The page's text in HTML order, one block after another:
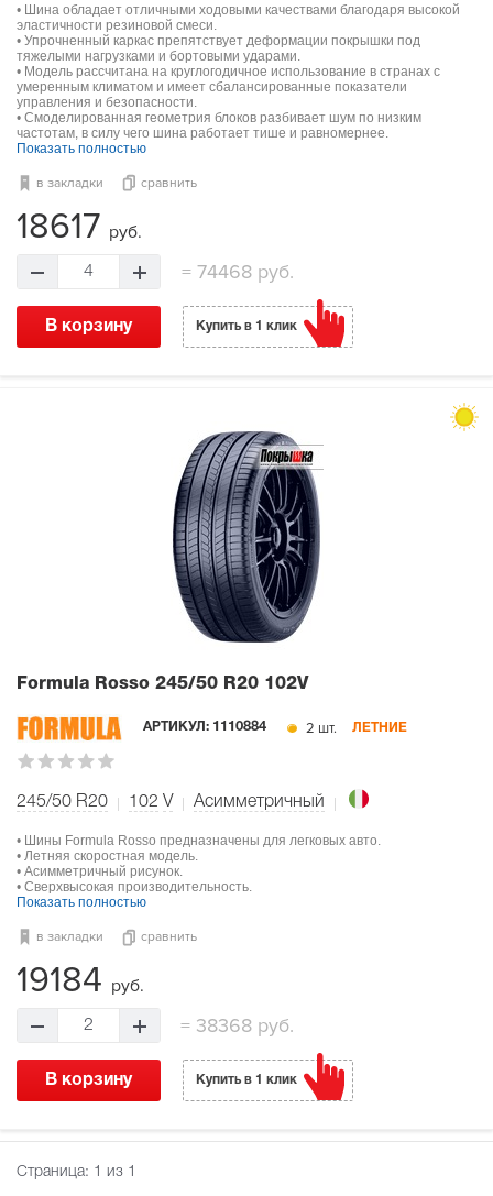
• Шина обладает отличными ходовыми качествами благодаря высокой
эластичности резиновой смеси.
• Упрочненный каркас препятствует деформации покрышки под
тяжелыми нагрузками и бортовыми ударами.
• Модель рассчитана на круглогодичное использование в странах с
умеренным климатом и имеет сбалансированные показатели
управления и безопасности.
• Смоделированная геометрия блоков разбивает шум по низким
частотам, в силу чего шина работает тише и равномернее.
Показать полностью
в закладки сравнить
18617 руб.
4 =74468 руб.
В корзину Купить в 1 клик
Formula Rosso 245/50 R20 102V
АРТИКУЛ: 1110884 2 шт. ЛЕТНИЕ
245/50 R20 102 V Асимметричный
• Шины Formula Rosso предназначены для легковых авто.
• Летняя скоростная модель.
• Асимметричный рисунок.
• Сверхвысокая производительность.
Показать полностью
в закладки сравнить
19184 руб.
2 = 38368 руб.
В корзину Купить в 1 клик
Страница: 1 из 1